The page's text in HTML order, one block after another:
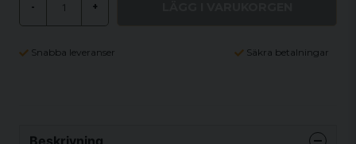
- +
Snabba leveranser Säkra betalningar
Beskrivning